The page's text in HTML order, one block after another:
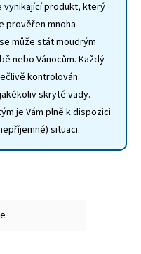
vynikající produkt, který
prověřen mnoha
může stát moudrým
nebo Vánocům. Každý
kontrolován.
skryté vady.
je Vám plně k dispozici
situaci.